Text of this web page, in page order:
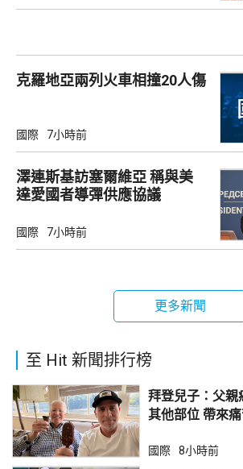
克羅地亞兩列火車相撞20人傷
國際 7小時前
澤連斯基訪塞爾維亞 稱與美
達愛國者導彈供應協議
國際 7小時前
更多新聞
至 Hit 新聞排行榜
拜登兒子：父親
其他部位 帶
國際 8小時前